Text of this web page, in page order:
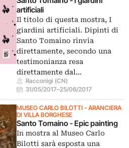
artificiali
Il titolo di questa mostra, I
giardini artificiali. Dipinti di
Santo Tomaino rinvia
direttamente, secondo una
testimonianza resa
direttamente dal…
Racconigi (CN)
31/05/2017–25/06/2017
MUSEO CARLO BILOTTI - ARANCIERA
DI VILLA BORGHESE
Santo Tomaino - Epic painting
In mostra al Museo Carlo
Bilotti sarà esposta una